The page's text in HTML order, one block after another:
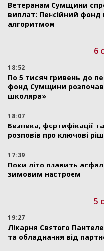
Ветеранам Сумщини
виплат: Пенсійний
алгоритмом
6
18:52
По 5 тисяч гривень до
фонд Сумщини
школяра»
18:07
Безпека, фортифікації
розповів про ключові
17:39
Поки літо плавить
зимовим настроєм
5
19:27
Лікарня Святого
та обладнання від